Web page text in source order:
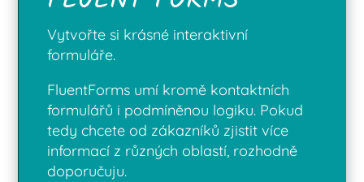
Vytvořte si krásné interaktivní
formuláře.
FluentForms umí kromě kontaktních
formulářů i podmíněnou logiku. Pokud
tedy chcete od zákazníků zjistit více
informací z různých oblastí, rozhodně
doporučuju.